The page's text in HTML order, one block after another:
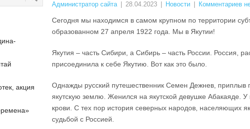
Администратор сайта 28.04.2023 Новости Комментариев
Сегодня мы находимся в самом крупном по территории
образованном 27 апреля 1922 года. Мы в Якутии!
Якутия – часть Сибири, а Сибирь – часть России. Россия,
присоединила к себе Якутию. Вот как это было.
Однажды русский путешественник Семен Дежнев, приплыв
якутскую землю. Женился на якутской девушке Абакаяде. У
крови. С тех пор история северных народов, населяющих
судьбой с Россией.
акция